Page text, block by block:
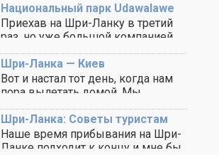
Национальный парк Udawalawe
Приехав на Шри-Ланку в третий
раз, но уже большой компанией
Шри-Ланка — Киев
Вот и настал тот день, когда нам
пора вылетать домой. Мы
Шри-Ланка: Советы туристам
Наше время прибывания на Шри-
Ланке подходит к концу и мне бы